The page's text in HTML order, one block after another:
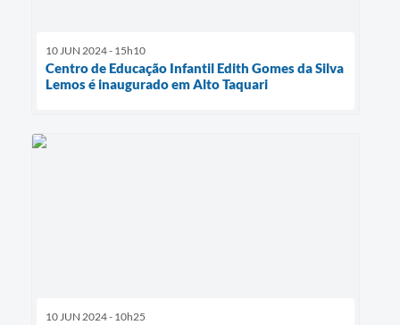
10 JUN 2024 - 15h10
Centro de Educação Infantil Edith Gomes da Silva
Lemos é inaugurado em Alto Taquari
10 JUN 2024 - 10h25